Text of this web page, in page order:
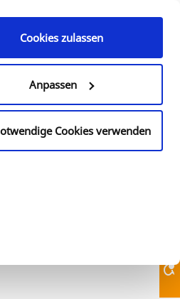
Cookies zulassen
Anpassen
Cookies verwenden
94 22 6 - 0